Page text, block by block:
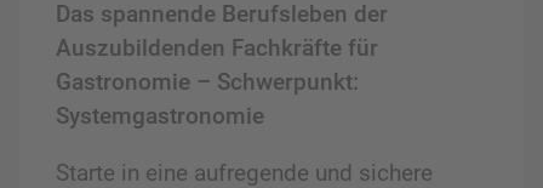
Das spannende Berufsleben der
Auszubildenden Fachkräfte für
Gastronomie – Schwerpunkt:
Systemgastronomie
Starte in eine aufregende und sichere